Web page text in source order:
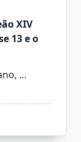
XIV
13 e o
...